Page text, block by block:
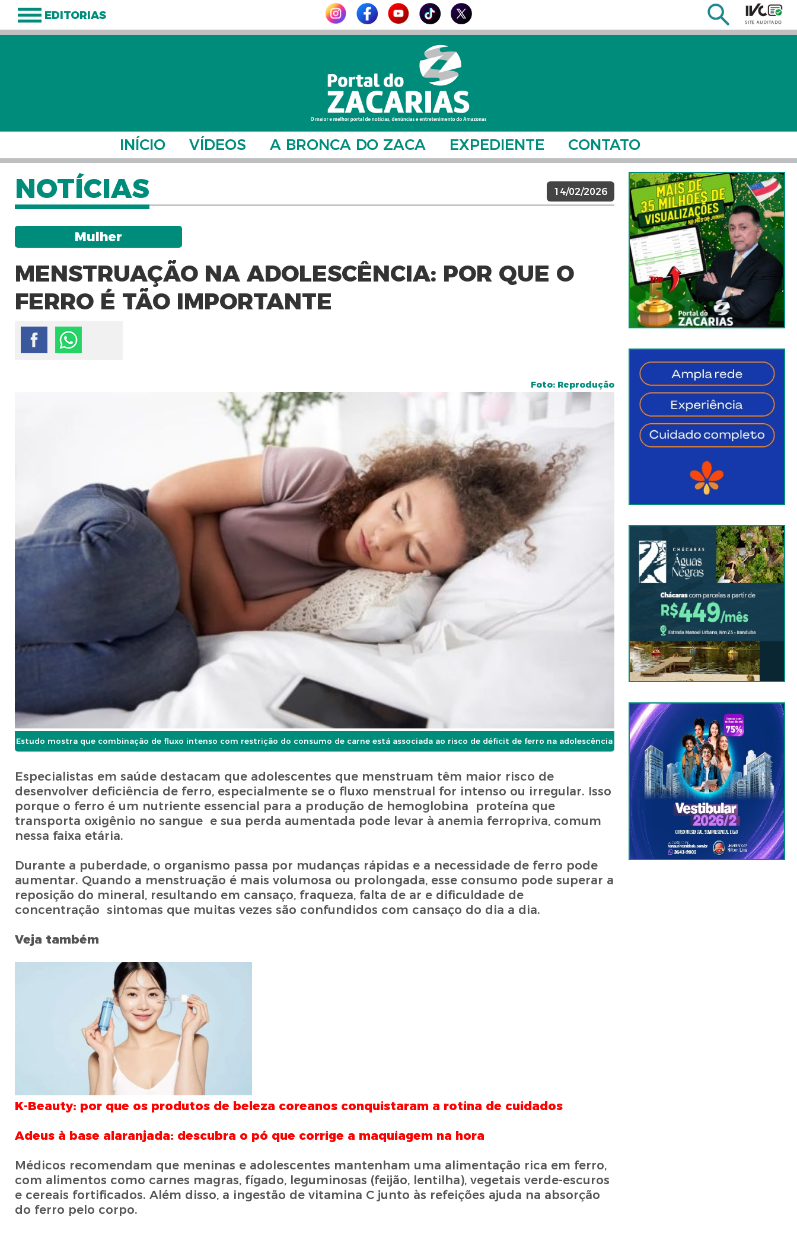
EDITORIAS
INÍCIO VÍDEOS A BRONCA DO ZACA EXPEDIENTE CONTATO
NOTÍCIAS 14/02/2026
Mulher
MENSTRUAÇÃO NA ADOLESCÊNCIA: POR QUE O
FERRO É TÃO IMPORTANTE
Foto: Reprodução
Estudo mostra que combinação de fluxo intenso com restrição do consumo de carne está associada ao risco de déficit de ferro na adolescência
Especialistas em saúde destacam que adolescentes que menstruam têm maior risco de
desenvolver deficiência de ferro, especialmente se o fluxo menstrual for intenso ou irregular. Isso
porque o ferro é um nutriente essencial para a produção de hemoglobina proteína que
transporta oxigênio no sangue e sua perda aumentada pode levar à anemia ferropriva, comum
nessa faixa etária.
Durante a puberdade, o organismo passa por mudanças rápidas e a necessidade de ferro pode
aumentar. Quando a menstruação é mais volumosa ou prolongada, esse consumo pode superar a
reposição do mineral, resultando em cansaço, fraqueza, falta de ar e dificuldade de
concentração sintomas que muitas vezes são confundidos com cansaço do dia a dia.
Veja também
K-Beauty: por que os produtos de beleza coreanos conquistaram a rotina de cuidados
Adeus à base alaranjada: descubra o pó que corrige a maquiagem na hora
Médicos recomendam que meninas e adolescentes mantenham uma alimentação rica em ferro,
com alimentos como carnes magras, fígado, leguminosas (feijão, lentilha), vegetais verde-escuros
e cereais fortificados. Além disso, a ingestão de vitamina C junto às refeições ajuda na absorção
do ferro pelo corpo.